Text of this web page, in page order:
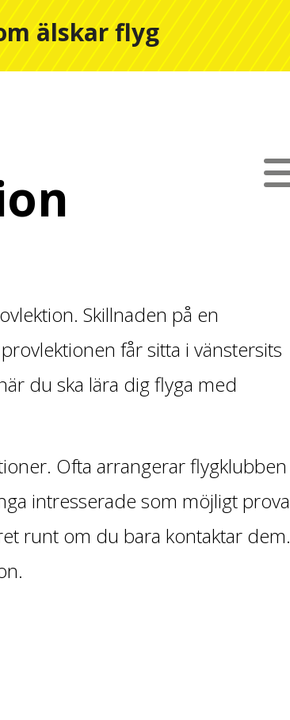
älskar flyg
Skillnaden på en
får sitta i vänstersits
du ska lära dig flyga med
Ofta arrangerar flygklubben
intresserade som möjligt prova
runt om du bara kontaktar dem.